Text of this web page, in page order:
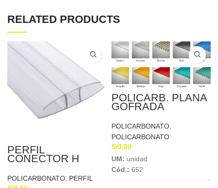
RELATED PRODUCTS
PERFIL
CONECTOR H
11.80Mts P/POLIC
POLICARBONATO PERFIL
POLICARB. PLANA
GOFRADA
AZUL
POLICARBONATO,
POLICARBONATO
S/0.00
UM: unidad
Cód.: 652